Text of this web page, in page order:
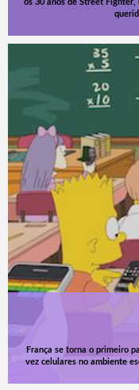
França se torna o primeiro
vez celulares no ambiente